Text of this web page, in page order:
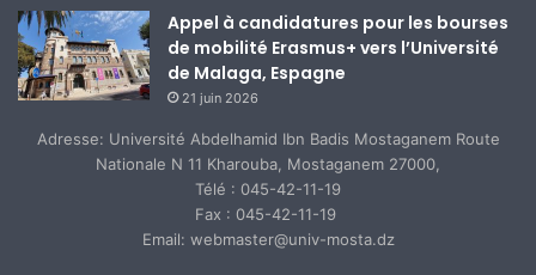
Appel à candidatures pour les bourses
de mobilité Erasmus+ vers l’Université
de Malaga, Espagne
21 juin 2026
Adresse: Université Abdelhamid Ibn Badis Mostaganem Route
Nationale N 11 Kharouba, Mostaganem 27000,
Télé : 045-42-11-19
Fax : 045-42-11-19
Email: webmaster@univ-mosta.dz